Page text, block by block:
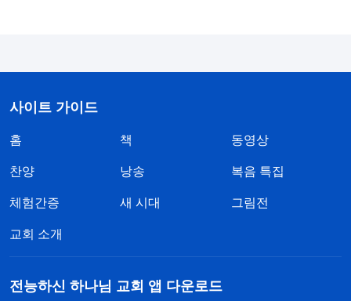
천국 가는 거랑 어떤 관계가 있는지도 물어봤어요.
그때 천 형제님이 이렇게 얘기해 주시더라고요. 이
문제를 해결하려면, 신약에서 말하는 ‘구원’의 의미를
고, 율법을 지키지 못해 죄를 점점 더 많이 짓게 돼서
상황에 놓이게 됐잖아요. 이런 상황에서 하나님은 율
사이트 가이드
홈 책 동영상
찬양 낭송 복음 특집
체험간증 새 시대 그림전
교회 소개
전능하신 하나님 교회 앱 다운로드